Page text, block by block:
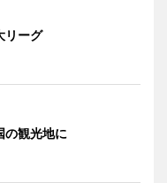
リーグ
の観光地に